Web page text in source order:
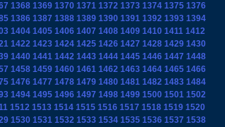
1368 1369 1370 1371 1372 1373 1374 1375 1376
1386 1387 1388 1389 1390 1391 1392 1393 1394
1404 1405 1406 1407 1408 1409 1410 1411 1412
1422 1423 1424 1425 1426 1427 1428 1429 1430
1440 1441 1442 1443 1444 1445 1446 1447 1448
1458 1459 1460 1461 1462 1463 1464 1465 1466
1476 1477 1478 1479 1480 1481 1482 1483 1484
1494 1495 1496 1497 1498 1499 1500 1501 1502
1512 1513 1514 1515 1516 1517 1518 1519 1520
1530 1531 1532 1533 1534 1535 1536 1537 1538